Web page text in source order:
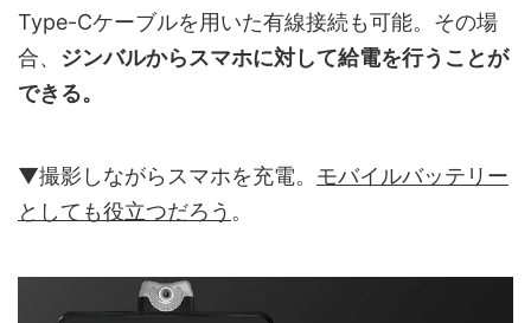
Type-Cケーブルを用いた有線接続も可能。その場
合、 ジンバルからスマホに対して給電を行うことが
できる。
▼撮影しながらスマホを充電。 モバイルバッテリー
としても役立つだろう 。